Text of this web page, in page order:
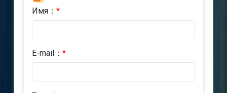
Имя： *
E-mail： *